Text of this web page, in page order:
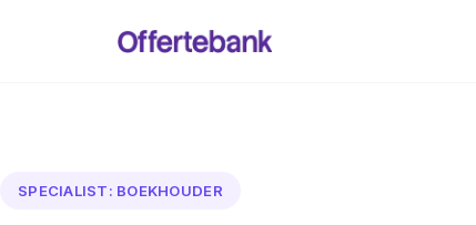
SPECIALIST: BOEKHOUDER